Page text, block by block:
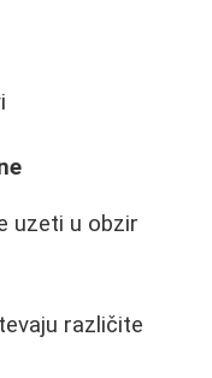
uzeti u obzir
različite